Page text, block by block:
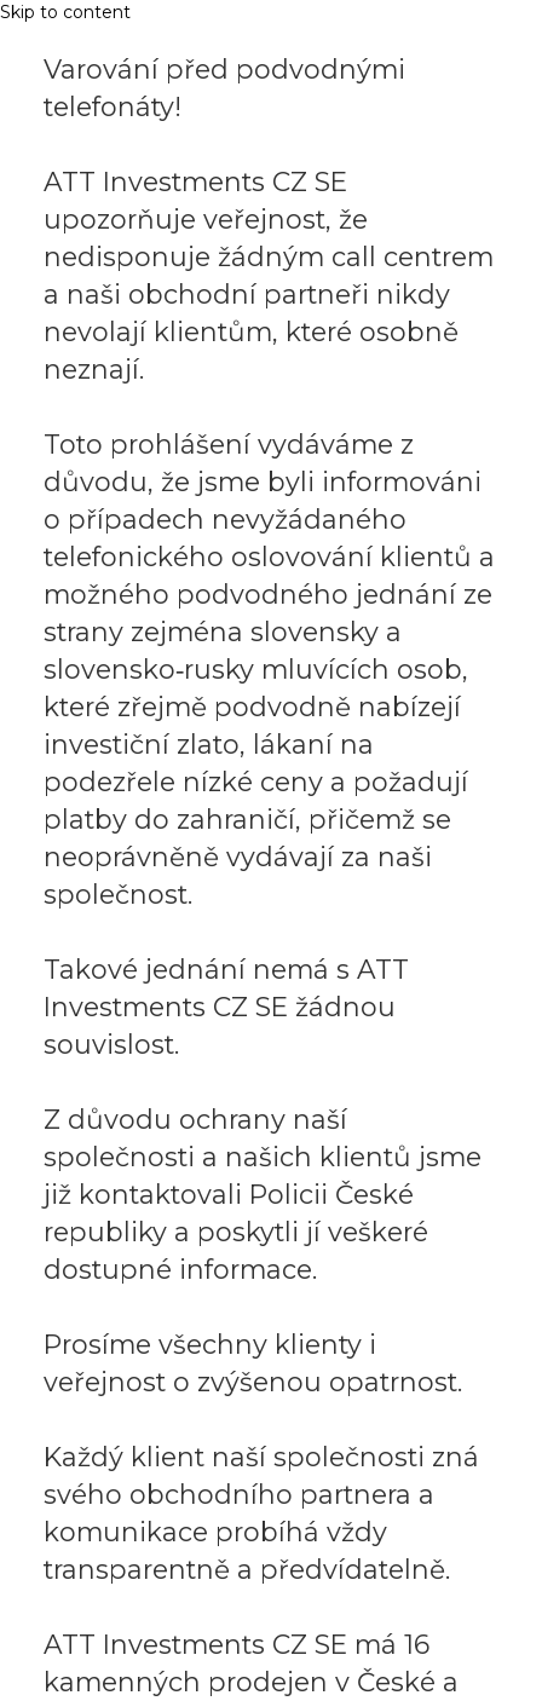
Skip to content
Varování před podvodnými
telefonáty!
ATT Investments CZ SE
upozorňuje veřejnost, že
nedisponuje žádným call centrem
a naši obchodní partneři nikdy
nevolají klientům, které osobně
neznají.
Toto prohlášení vydáváme z
důvodu, že jsme byli informováni
o případech nevyžádaného
telefonického oslovování klientů a
možného podvodného jednání ze
strany zejména slovensky a
slovensko‑rusky mluvících osob,
které zřejmě podvodně nabízejí
investiční zlato, lákaní na
podezřele nízké ceny a požadují
platby do zahraničí, přičemž se
neoprávněně vydávají za naši
společnost.
Takové jednání nemá s ATT
Investments CZ SE žádnou
souvislost.
Z důvodu ochrany naší
společnosti a našich klientů jsme
již kontaktovali Policii České
republiky a poskytli jí veškeré
dostupné informace.
Prosíme všechny klienty i
veřejnost o zvýšenou opatrnost.
Každý klient naší společnosti zná
svého obchodního partnera a
komunikace probíhá vždy
transparentně a předvídatelně.
ATT Investments CZ SE má 16
kamenných prodejen v České a